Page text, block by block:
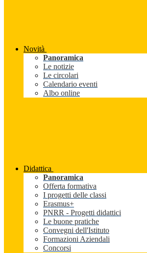
Novità
Panoramica
Le notizie
Le circolari
Calendario eventi
Albo online
Didattica
Panoramica
Offerta formativa
I progetti delle classi
Erasmus+
PNRR - Progetti didattici
Le buone pratiche
Convegni dell'Istituto
Formazioni Aziendali
Concorsi